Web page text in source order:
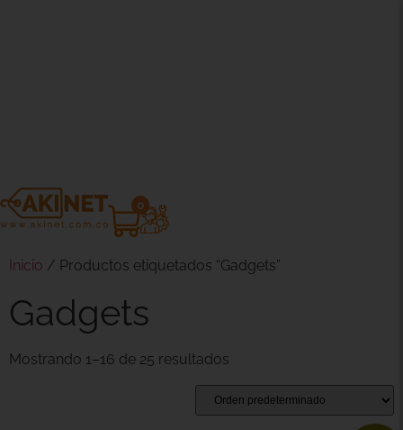
0
Inicio / Productos etiquetados “Gadgets”
Gadgets
Mostrando 1–16 de 25 resultados